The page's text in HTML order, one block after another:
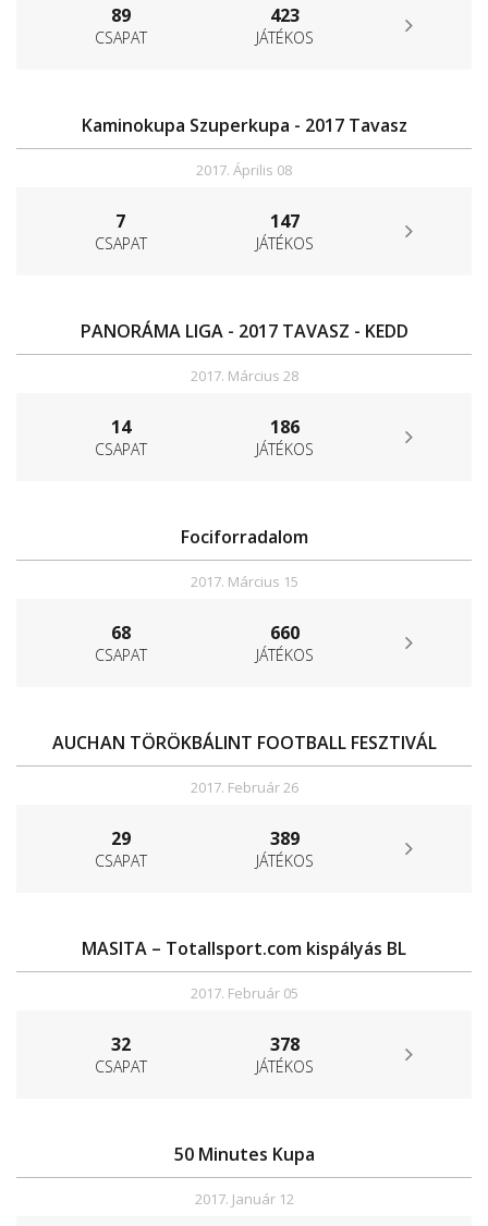
89
CSAPAT
423
JÁTÉKOS
Kaminokupa Szuperkupa - 2017 Tavasz
2017. Április 08
7
CSAPAT
147
JÁTÉKOS
PANORÁMA LIGA - 2017 TAVASZ - KEDD
2017. Március 28
14
CSAPAT
186
JÁTÉKOS
Fociforradalom
2017. Március 15
68
CSAPAT
660
JÁTÉKOS
AUCHAN TÖRÖKBÁLINT FOOTBALL FESZTIVÁL
2017. Február 26
29
CSAPAT
389
JÁTÉKOS
MASITA – Totallsport.com kispályás BL
2017. Február 05
32
CSAPAT
378
JÁTÉKOS
50 Minutes Kupa
2017. Január 12